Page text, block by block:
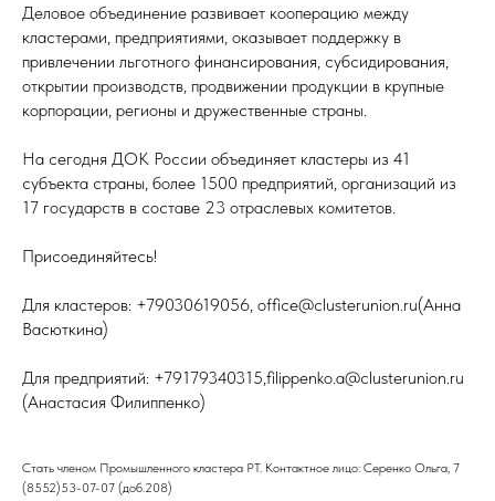
Деловое объединение развивает кооперацию между
кластерами, предприятиями, оказывает поддержку в
привлечении льготного финансирования, субсидирования,
открытии производств, продвижении продукции в крупные
корпорации, регионы и дружественные страны.
На сегодня ДОК России объединяет кластеры из 41
субъекта страны, более 1500 предприятий, организаций из
17 государств в составе 23 отраслевых комитетов.
Присоединяйтесь!
Для кластеров: +79030619056, office@clusterunion.ru(Анна
Васюткина)
Для предприятий: +79179340315,filippenko.a@clusterunion.ru
(Анастасия Филиппенко)
Стать членом Промышленного кластера РТ. Контактное лицо: Серенко Ольга, 7
(8552)53-07-07 (доб.208)